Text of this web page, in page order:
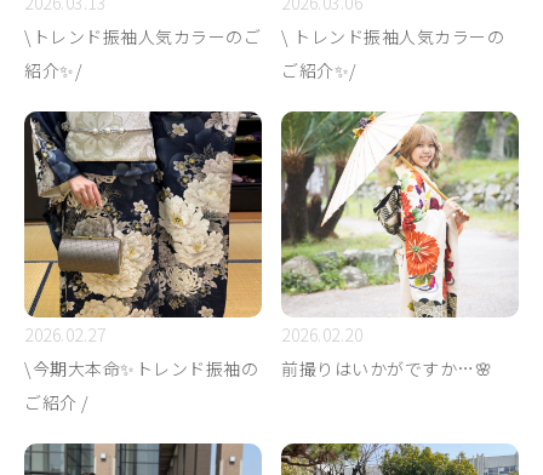
\トレンド振袖人気カラーのご
紹介✨/
\ トレンド振袖人気カラーの
ご紹介✨/
2026.02.27
\今期大本命✨トレンド振袖の
ご紹介 /
2026.02.20
前撮りはいかがですか…🌸